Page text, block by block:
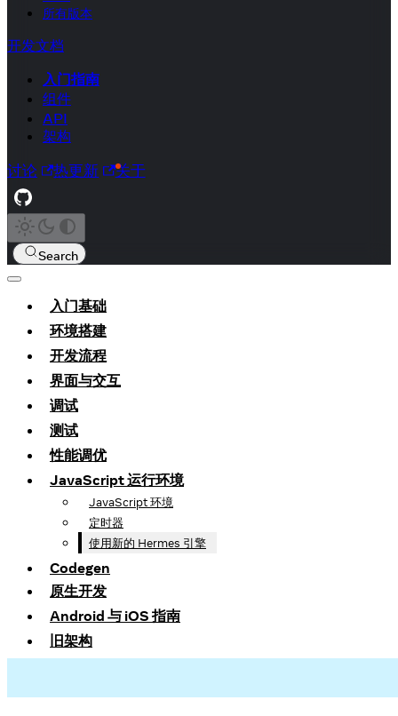
所有版本
开发文档
入门指南
组件
API
架构
讨论 热更新 关于
Search
入门基础
环境搭建
开发流程
界面与交互
调试
测试
性能调优
JavaScript 运行环境
JavaScript 环境
定时器
使用新的 Hermes 引擎
Codegen
原生开发
Android 与 iOS 指南
旧架构